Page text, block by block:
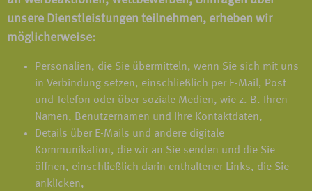
unsere Dienstleistungen teilnehmen, erheben wir
möglicherweise:
Personalien, die Sie übermitteln, wenn Sie sich mit uns
in Verbindung setzen, einschließlich per E-Mail, Post
und Telefon oder über soziale Medien, wie z. B. Ihren
Namen, Benutzernamen und Ihre Kontaktdaten,
Details über E-Mails und andere digitale
Kommunikation, die wir an Sie senden und die Sie
öffnen, einschließlich darin enthaltener Links, die Sie
anklicken,